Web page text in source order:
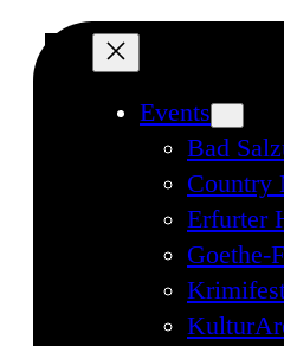
Events
Bad
Country
Erfurter
Goethe-